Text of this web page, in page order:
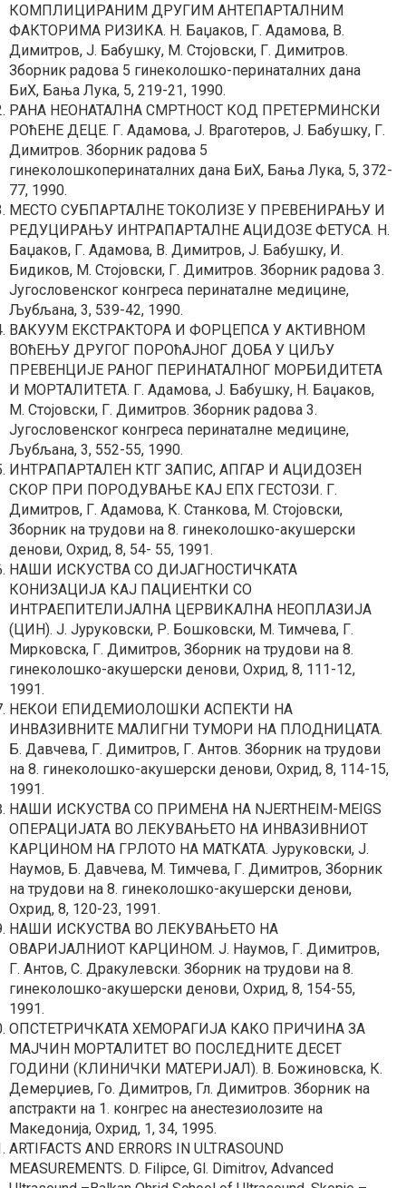
КОМПЛИЦИРАНИМ ДРУГИМ АНТЕПАРТАЛНИМ
ФАКТОРИМА РИЗИКА. Н. Баџаков, Г. Адамова, В.
Димитров, Ј. Бабушку, М. Стојовски, Г. Димитров.
Зборник радова 5 гинеколошко-перинаталних дана
БиХ, Бања Лука, 5, 219-21, 1990.
РАНА НЕОНАТАЛНА СМРТНОСТ КОД ПРЕТЕРМИНСКИ
РОħЕНЕ ДЕЦЕ. Г. Адамова, Ј. Враготеров, Ј. Бабушку, Г.
Димитров. Зборник радова 5
гинеколошкоперинаталних дана БиХ, Бања Лука, 5, 372-
77, 1990.
МЕСТО СУБПАРТАЛНЕ ТОКОЛИЗЕ У ПРЕВЕНИРАЊУ И
РЕДУЦИРАЊУ ИНТРАПАРТАЛНЕ АЦИДОЗЕ ФЕТУСА. Н.
Баџаков, Г. Адамова, В. Димитров, Ј. Бабушку, И.
Бидиков, М. Стојовски, Г. Димитров. Зборник радова 3.
Југословенског конгреса перинаталне медицине,
Љубљана, 3, 539-42, 1990.
ВАКУУМ ЕКСТРАКТОРА И ФОРЦЕПСА У АКТИВНОМ
ВОħЕЊУ ДРУГОГ ПОРОħАЈНОГ ДОБА У ЦИЉУ
ПРЕВЕНЦИЈЕ РАНОГ ПЕРИНАТАЛНОГ МОРБИДИТЕТА
И МОРТАЛИТЕТА. Г. Адамова, Ј. Бабушку, Н. Баџаков,
М. Стојовски, Г. Димитров. Зборник радова 3.
Југословенског конгреса перинаталне медицине,
Љубљана, 3, 552-55, 1990.
ИНТРАПАРТАЛЕН КТГ ЗАПИС, АПГАР И АЦИДОЗЕН
СКОР ПРИ ПОРОДУВАЊЕ КАЈ ЕПХ ГЕСТОЗИ. Г.
Димитров, Г. Адамова, К. Станкова, М. Стојовски,
Зборник на трудови на 8. гинеколошко-акушерски
денови, Охрид, 8, 54- 55, 1991.
НАШИ ИСКУСТВА СО ДИЈАГНОСТИЧКАТА
КОНИЗАЦИЈА КАЈ ПАЦИЕНТКИ СО
ИНТРАЕПИТЕЛИЈАЛНА ЦЕРВИКАЛНА НЕОПЛАЗИЈА
(ЦИН). Ј. Јуруковски, Р. Бошковски, М. Тимчева, Г.
Мирковска, Г. Димитров, Зборник на трудови на 8.
гинеколошко-акушерски денови, Охрид, 8, 111-12,
1991.
НЕКОИ ЕПИДЕМИОЛОШКИ АСПЕКТИ НА
ИНВАЗИВНИТЕ МАЛИГНИ ТУМОРИ НА ПЛОДНИЦАТА.
Б. Давчева, Г. Димитров, Г. Антов. Зборник на трудови
на 8. гинеколошко-акушерски денови, Охрид, 8, 114-15,
1991.
НАШИ ИСКУСТВА СО ПРИМЕНА НА NJERTHEIM-MEIGS
ОПЕРАЦИЈАТА ВО ЛЕКУВАЊЕТО НА ИНВАЗИВНИОТ
КАРЦИНОМ НА ГРЛОТО НА МАТКАТА. Јуруковски, Ј.
Наумов, Б. Давчева, М. Тимчева, Г. Димитров, Зборник
на трудови на 8. гинеколошко-акушерски денови,
Охрид, 8, 120-23, 1991.
НАШИ ИСКУСТВА ВО ЛЕКУВАЊЕТО НА
ОВАРИЈАЛНИОТ КАРЦИНОМ. Ј. Наумов, Г. Димитров,
Г. Антов, С. Дракулевски. Зборник на трудови на 8.
гинеколошко-акушерски денови, Охрид, 8, 154-55,
1991.
ОПСТЕТРИЧКАТА ХЕМОРАГИЈА КАКО ПРИЧИНА ЗА
МАЈЧИН МОРТАЛИТЕТ ВО ПОСЛЕДНИТЕ ДЕСЕТ
ГОДИНИ (КЛИНИЧКИ МАТЕРИЈАЛ). В. Божиновска, К.
Демерџиев, Го. Димитров, Гл. Димитров. Зборник на
апстракти на 1. конгрес на анестезиолозите на
Македонија, Охрид, 1, 34, 1995.
ARTIFACTS AND ERRORS IN ULTRASOUND
MEASUREMENTS. D. Filipce, Gl. Dimitrov, Advanced